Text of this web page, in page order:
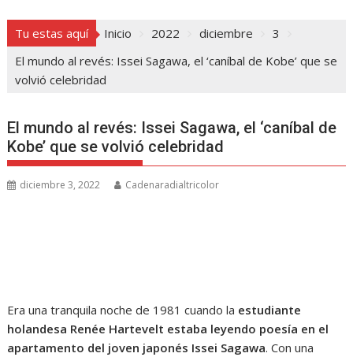
Tu estas aquí Inicio 2022 diciembre
3
El mundo al revés: Issei Sagawa, el ‘caníbal de Kobe’ que se
volvió celebridad
El mundo al revés: Issei Sagawa, el ‘caníbal de
Kobe’ que se volvió celebridad
diciembre 3, 2022 Cadenaradialtricolor
Era una tranquila noche de 1981 cuando la estudiante
holandesa Renée Hartevelt estaba leyendo poesía en el
apartamento del joven japonés Issei Sagawa. Con una